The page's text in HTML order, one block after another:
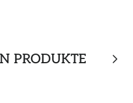
PRODUKTE